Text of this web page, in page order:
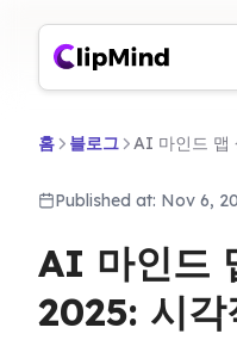
홈 블로그
Published at: Nov 6,
AI 마인드
2025: 시각